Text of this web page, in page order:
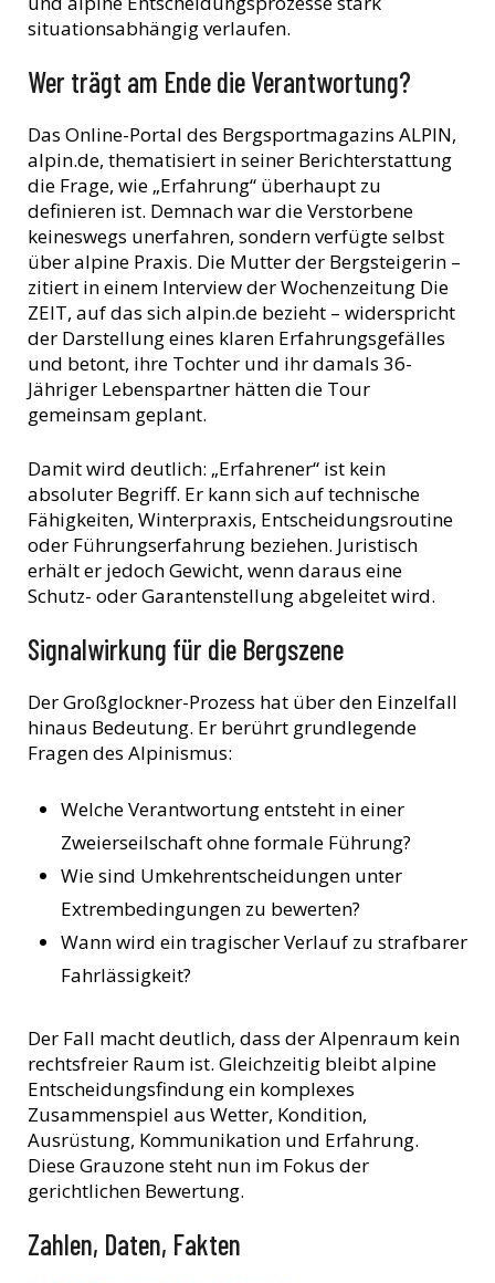
situationsabhängig verlaufen.
Wer trägt am Ende die Verantwortung?
Das Online-Portal des Bergsportmagazins ALPIN,
alpin.de, thematisiert in seiner Berichterstattung
die Frage, wie „Erfahrung“ überhaupt zu
definieren ist. Demnach war die Verstorbene
keineswegs unerfahren, sondern verfügte selbst
über alpine Praxis. Die Mutter der Bergsteigerin –
zitiert in einem Interview der Wochenzeitung Die
ZEIT, auf das sich alpin.de bezieht – widerspricht
der Darstellung eines klaren Erfahrungsgefälles
und betont, ihre Tochter und ihr damals 36-
Jähriger Lebenspartner hätten die Tour
gemeinsam geplant.
Damit wird deutlich: „Erfahrener“ ist kein
absoluter Begriff. Er kann sich auf technische
Fähigkeiten, Winterpraxis, Entscheidungsroutine
oder Führungserfahrung beziehen. Juristisch
erhält er jedoch Gewicht, wenn daraus eine
Schutz- oder Garantenstellung abgeleitet wird.
Signalwirkung für die Bergszene
Der Großglockner-Prozess hat über den Einzelfall
hinaus Bedeutung. Er berührt grundlegende
Fragen des Alpinismus:
Welche Verantwortung entsteht in einer
Zweierseilschaft ohne formale Führung?
Wie sind Umkehrentscheidungen unter
Extrembedingungen zu bewerten?
Wann wird ein tragischer Verlauf zu strafbarer
Fahrlässigkeit?
Der Fall macht deutlich, dass der Alpenraum kein
rechtsfreier Raum ist. Gleichzeitig bleibt alpine
Entscheidungsfindung ein komplexes
Zusammenspiel aus Wetter, Kondition,
Ausrüstung, Kommunikation und Erfahrung.
Diese Grauzone steht nun im Fokus der
gerichtlichen Bewertung.
Zahlen, Daten, Fakten